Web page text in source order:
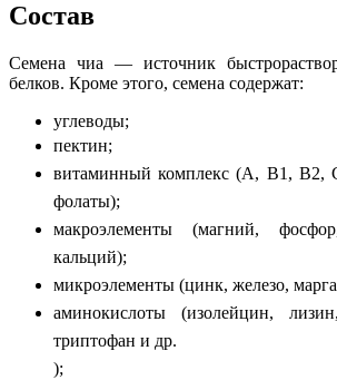
Состав
Семена чиа — источник
белков. Кроме этого, семена содержат:
углеводы;
пектин;
витаминный комплекс (A, B1, B2,
фолаты);
макроэлементы (магний,
кальций);
микроэлементы (цинк, железо,
аминокислоты (изолейцин,
триптофан и др.
);